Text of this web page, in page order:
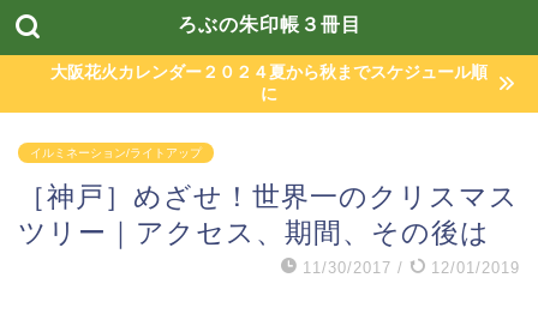
ろぶの朱印帳３冊目
大阪花火カレンダー２０２４夏から秋までスケジュール順
に
イルミネーション/ライトアップ
［神戸］めざせ！世界一のクリスマス
ツリー｜アクセス、期間、その後は
11/30/2017 / 12/01/2019